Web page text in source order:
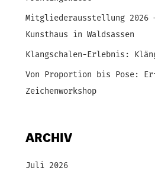
Mitgliederausstellung 2026
Kunsthaus in Waldsassen
Klangschalen-Erlebnis:
Von Proportion bis Pose:
Zeichenworkshop
ARCHIV
Juli 2026